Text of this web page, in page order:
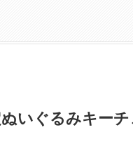
いぐるみキー